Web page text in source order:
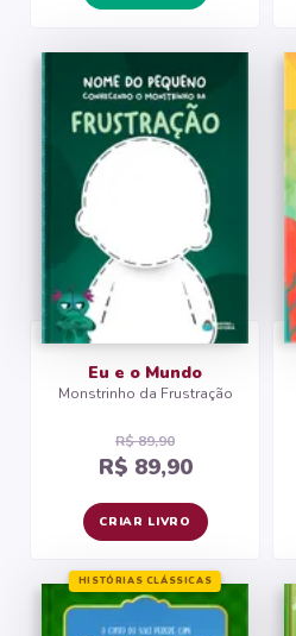
Eu e o Mundo
Monstrinho da Frustração
R$ 89,90
R$ 89,90
CRIAR LIVRO
HISTÓRIAS CLÁSSICAS